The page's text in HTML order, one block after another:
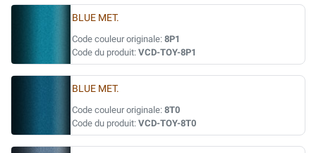
BLUE MET.
Code couleur originale: 8P1
Code du produit: VCD-TOY-8P1
BLUE MET.
Code couleur originale: 8T0
Code du produit: VCD-TOY-8T0